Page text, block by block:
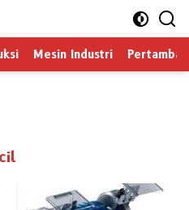
Mesin Industri